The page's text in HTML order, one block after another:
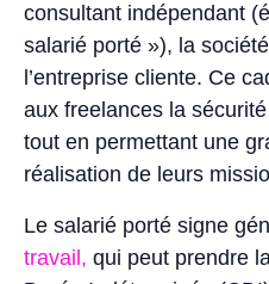
consultant indépendant
salarié porté »), la
l’entreprise cliente. Ce
aux freelances la
tout en permettant une
réalisation de leurs
Le salarié porté signe
travail, qui peut prendre